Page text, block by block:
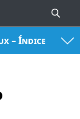
– Índice